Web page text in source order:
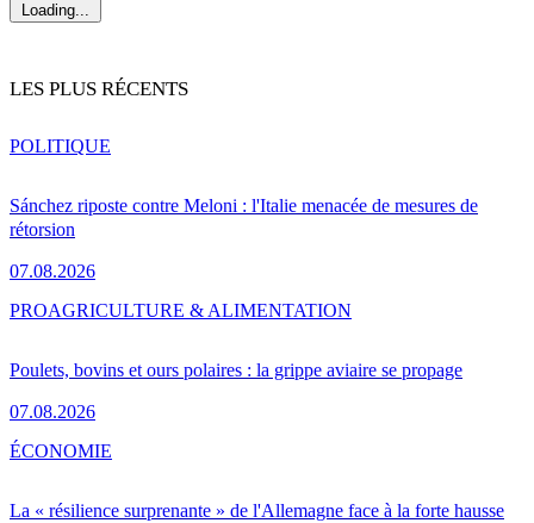
Loading...
LES PLUS RÉCENTS
Sánchez riposte contre Meloni : l'Italie menacée de mesures de
rétorsion
07.08.2026
POLITIQUE
Poulets, bovins et ours polaires : la grippe aviaire se propage
07.08.2026
PROAGRICULTURE & ALIMENTATION
La « résilience surprenante » de l'Allemagne face à la forte hausse
ÉCONOMIE